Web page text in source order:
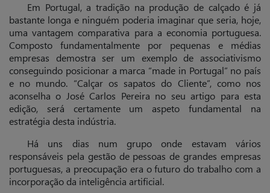
Em Portugal, a tradição na produção de calçado é já
bastante longa e ninguém poderia imaginar que seria, hoje,
uma vantagem comparativa para a economia portuguesa.
Composto fundamentalmente por pequenas e médias
empresas demostra ser um exemplo de associativismo
conseguindo posicionar a marca “made in Portugal” no país
e no mundo. “Calçar os sapatos do Cliente”, como nos
aconselha o José Carlos Pereira no seu artigo para esta
edição, será certamente um aspeto fundamental na
estratégia desta indústria.
Há uns dias num grupo onde estavam vários
responsáveis pela gestão de pessoas de grandes empresas
portuguesas, a preocupação era o futuro do trabalho com a
incorporação da inteligência artificial.